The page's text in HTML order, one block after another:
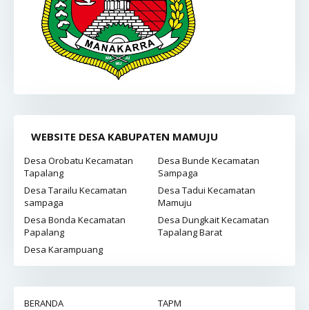
WEBSITE DESA KABUPATEN MAMUJU
Desa Orobatu Kecamatan
Tapalang
Desa Bunde Kecamatan
Sampaga
Desa Tarailu Kecamatan
sampaga
Desa Tadui Kecamatan
Mamuju
Desa Bonda Kecamatan
Papalang
Desa Dungkait Kecamatan
Tapalang Barat
Desa Karampuang
BERANDA
TAPM